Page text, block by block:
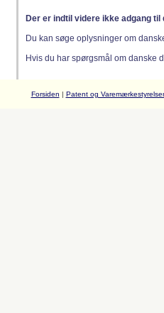
Der er indtil videre ikke adgang til
Du kan søge oplysninger om
Hvis du har spørgsmål om danske
Forsiden | Patent og